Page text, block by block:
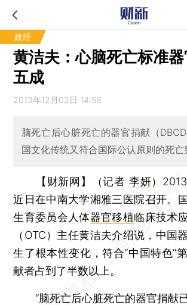
政经
黄洁夫：心脑死亡标准
五成
2013年12月02日 14:58
脑死亡后心脏死亡的器官捐献（
国文化传统又符合国际公认原则的死亡
【财新网】（记者 李妍）
近日在中南大学湘雅三医院召开。
生育委员会人体器官移植临床技术
（OTC）主任黄洁夫介绍说，中国
生了根本性变化，符合“中国特色”
献者占到了半数以上。
“脑死亡后心脏死亡的器官捐献